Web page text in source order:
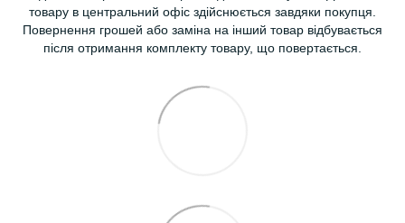
товару в центральний офіс здійснюється завдяки покупця.
Повернення грошей або заміна на інший товар відбувається
після отримання комплекту товару, що повертається.